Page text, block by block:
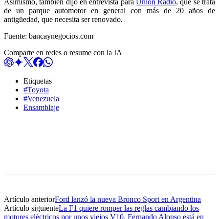
de un parque automotor en general con más de 20 años de
antigüedad, que necesita ser renovado.
Fuente: bancaynegocios.com
Comparte en redes o resume con la IA
Etiquetas
#Toyota
#Venezuela
Ensamblaje
Artículo anteriorFord lanzó la nueva Bronco Sport en Argentina
Artículo siguienteLa F1 quiere romper las reglas cambiando los
motores eléctricos por unos viejos V10. Fernando Alonso está en